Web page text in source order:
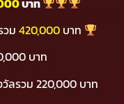
วม 420,000 บาท
บาท
ลรวม 220,000 บาท